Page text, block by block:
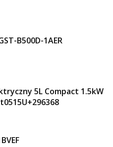
B500D-1AER
5L Compact 1.5kW